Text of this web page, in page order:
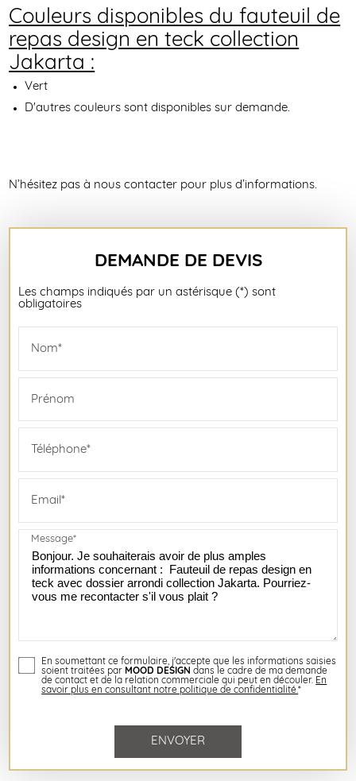
Couleurs disponibles du fauteuil de
repas design en teck collection
Jakarta :
Vert
D'autres couleurs sont disponibles sur demande.
N’hésitez pas à nous contacter pour plus d’informations.
DEMANDE DE DEVIS
Les champs indiqués par un astérisque (*) sont
obligatoires
Nom*
Prénom
Téléphone*
Email*
Message*
En soumettant ce formulaire, j'accepte que les informations saisies
soient traitées par MOOD DESIGN dans le cadre de ma demande
de contact et de la relation commerciale qui peut en découler. En
savoir plus en consultant notre politique de confidentialité.*